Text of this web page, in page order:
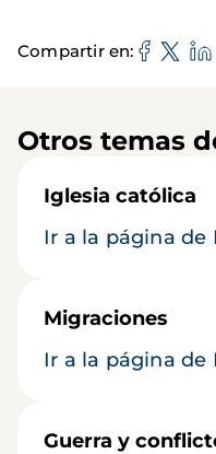
Compartir en
Otros temas
Iglesia católica
Ir a la página de
Migraciones
Ir a la página de
Guerra y